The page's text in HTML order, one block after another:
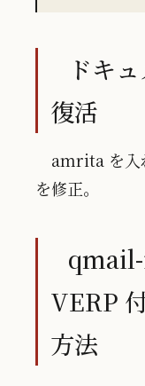
ドキ
復活
amrita を入
を修正。
VERP
方法